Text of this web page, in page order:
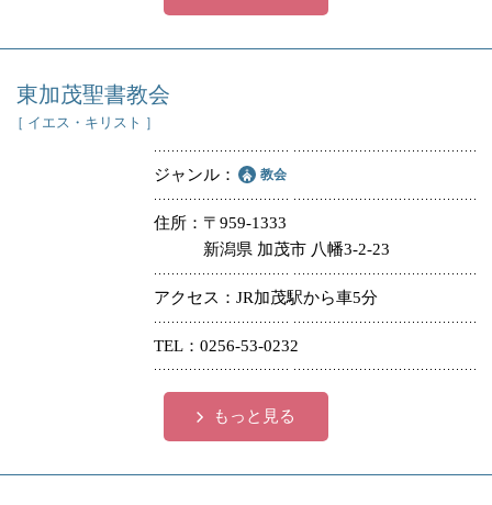
東加茂聖書教会
［ イエス・キリスト ］
ジャンル 教会
住所
〒959-1333
新潟県 加茂市 八幡3-2-23
アクセス JR加茂駅から車5分
TEL 0256-53-0232
もっと見る